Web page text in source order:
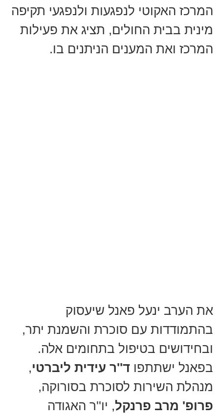
המרכז האקוטי לנפגעות ולנפגעי תקיפה
מינית בבית החולים, תציג את פעילות
המרכז ואת המענים הניתנים בו.
את הערב ינעל פאנל שיעסוק
בהתמודדות עם סוכרת והשמנת יתר,
ובחידושים בטיפול בתחומים אלה.
בפאנל ישתתפו ד''ר עידית ליברטי,
מנהלת השירות לסוכרת בסורוקה,
פרופ' מרב פרנקל, יו''ר האגודה